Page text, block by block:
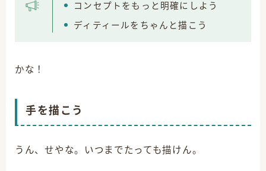
コンセプトをもっと明確にしよう
ディティールをちゃんと描こう
かな！
手を描こう
うん、せやな。いつまでたっても描けん。